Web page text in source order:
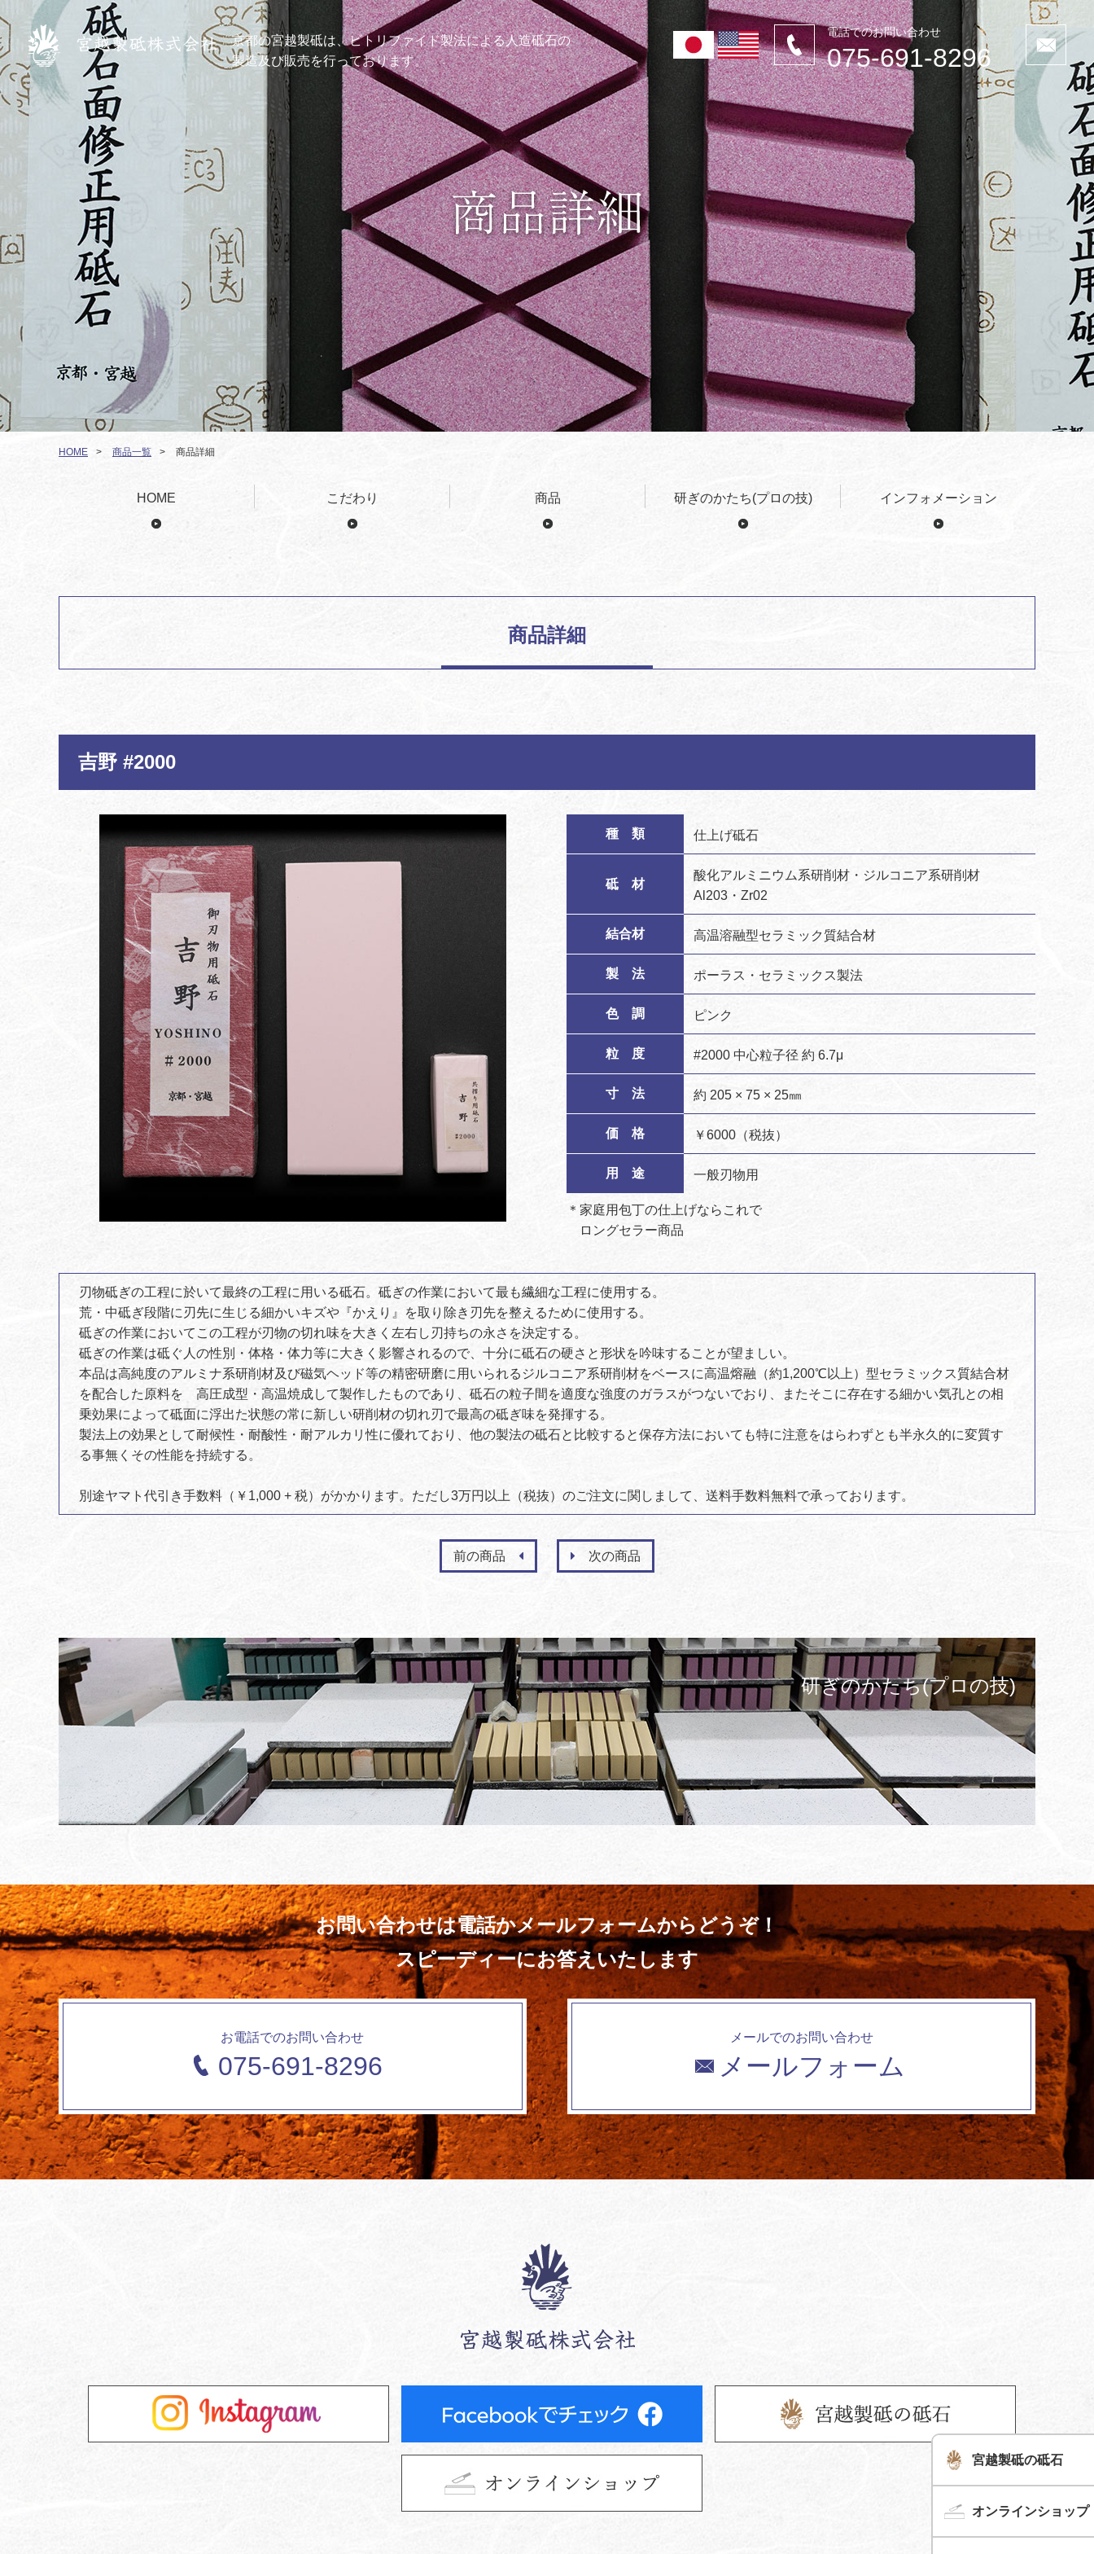
京都の宮越製砥は、ビトリファイド製法による人造砥石の
製造及び販売を行っております。
電話でのお問い合わせ
075-691-8296
HOME > 商品一覧 > 商品詳細
HOME こだわり 商品 研ぎのかたち(プロの技) インフォメーション
商品詳細
吉野 #2000
種 類 仕上げ砥石
砥 材
酸化アルミニウム系研削材・ジルコニア系研削材
Al203・Zr02
結合材 高温溶融型セラミック質結合材
製 法 ポーラス・セラミックス製法
色 調 ピンク
粒 度 #2000 中心粒子径 約 6.7μ
寸 法 約 205 × 75 × 25㎜
価 格 ￥6000（税抜）
用 途 一般刃物用
＊家庭用包丁の仕上げならこれで
ロングセラー商品
刃物砥ぎの工程に於いて最終の工程に用いる砥石。砥ぎの作業において最も繊細な工程に使用する。
荒・中砥ぎ段階に刃先に生じる細かいキズや『かえり』を取り除き刃先を整えるために使用する。
砥ぎの作業においてこの工程が刃物の切れ味を大きく左右し刃持ちの永さを決定する。
砥ぎの作業は砥ぐ人の性別・体格・体力等に大きく影響されるので、十分に砥石の硬さと形状を吟味することが望ましい。
本品は高純度のアルミナ系研削材及び磁気ヘッド等の精密研磨に用いられるジルコニア系研削材をベースに高温熔融（約1,200℃以上）型セラミックス質結合材
を配合した原料を 高圧成型・高温焼成して製作したものであり、砥石の粒子間を適度な強度のガラスがつないでおり、またそこに存在する細かい気孔との相
乗効果によって砥面に浮出た状態の常に新しい研削材の切れ刃で最高の砥ぎ味を発揮する。
製法上の効果として耐候性・耐酸性・耐アルカリ性に優れており、他の製法の砥石と比較すると保存方法においても特に注意をはらわずとも半永久的に変質す
る事無くその性能を持続する。
別途ヤマト代引き手数料（￥1,000 + 税）がかかります。ただし3万円以上（税抜）のご注文に関しまして、送料手数料無料で承っております。
前の商品 次の商品
研ぎのかたち(プロの技)
お問い合わせは電話かメールフォームからどうぞ！
スピーディーにお答えいたします
お電話でのお問い合わせ
075-691-8296
メールでのお問い合わせ
メールフォーム
宮越製砥の砥石
オンラインショップ